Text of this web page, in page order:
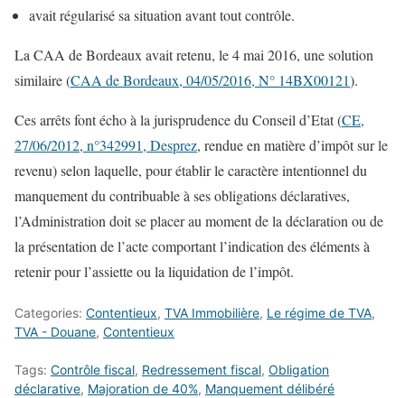
avait régularisé sa situation avant tout contrôle.
La CAA de Bordeaux avait retenu, le 4 mai 2016, une solution
similaire (CAA de Bordeaux, 04/05/2016, N° 14BX00121).
Ces arrêts font écho à la jurisprudence du Conseil d’Etat (CE,
27/06/2012, n°342991, Desprez, rendue en matière d’impôt sur le
revenu) selon laquelle, pour établir le caractère intentionnel du
manquement du contribuable à ses obligations déclaratives,
l’Administration doit se placer au moment de la déclaration ou de
la présentation de l’acte comportant l’indication des éléments à
retenir pour l’assiette ou la liquidation de l’impôt.
Categories: Contentieux, TVA Immobilière, Le régime de TVA,
TVA - Douane, Contentieux
Tags: Contrôle fiscal, Redressement fiscal, Obligation
déclarative, Majoration de 40%, Manquement délibéré